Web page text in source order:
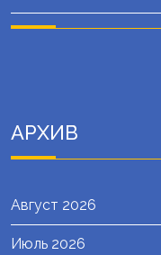
АРХИВ
Август 2026
Июль 2026